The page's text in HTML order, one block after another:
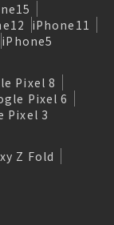
iPhone11
iPhone5
Pixel 8
Pixel 6
Pixel 3
Z Fold